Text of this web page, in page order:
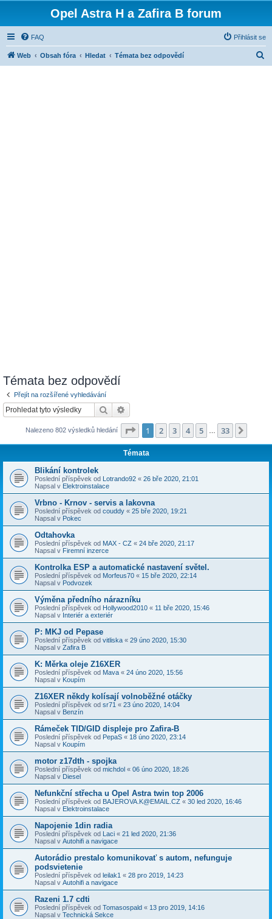
Opel Astra H a Zafira B forum
FAQ Přihlásit se
Web Obsah fóra Hledat Témata bez odpovědí
Témata bez odpovědí
Přejít na rozšířené vyhledávání
Hledat
Nalezeno 802 výsledků hledání Stránka z 33
1 2 3 4 5 33
Témata
Blikání kontrolek
Poslední příspěvek od Lotrando92 « 26 bře 2020, 21:01
Napsal v Elektroinstalace
Vrbno - Krnov - servis a lakovna
Poslední příspěvek od couddy « 25 bře 2020, 19:21
Napsal v Pokec
Odtahovka
Poslední příspěvek od MAX - CZ « 24 bře 2020, 21:17
Napsal v Firemní inzerce
Kontrolka ESP a automatické nastavení světel.
Poslední příspěvek od Morfeus70 « 15 bře 2020, 22:14
Napsal v Podvozek
Výměna předního nárazníku
Poslední příspěvek od Hollywood2010 « 11 bře 2020, 15:46
Napsal v Interiér a exteriér
P: MKJ od Pepase
Poslední příspěvek od vitliska « 29 úno 2020, 15:30
Napsal v Zafira B
K: Měrka oleje Z16XER
Poslední příspěvek od Mava « 24 úno 2020, 15:56
Napsal v Koupím
Z16XER někdy kolísají volnoběžné otáčky
Poslední příspěvek od sr71 « 23 úno 2020, 14:04
Napsal v Benzín
Rámeček TID/GID displeje pro Zafira-B
Poslední příspěvek od PepaS « 18 úno 2020, 23:14
Napsal v Koupím
motor z17dth - spojka
Poslední příspěvek od michdol « 06 úno 2020, 18:26
Napsal v Diesel
Nefunkční střecha u Opel Astra twin top 2006
Poslední příspěvek od BAJEROVA.K@EMAIL.CZ « 30 led 2020, 16:46
Napsal v Elektroinstalace
Napojenie 1din radia
Poslední příspěvek od Laci « 21 led 2020, 21:36
Napsal v Autohifi a navigace
Autorádio prestalo komunikovať s autom, nefunguje
podsvietenie
Poslední příspěvek od leilak1 « 28 pro 2019, 14:23
Napsal v Autohifi a navigace
Razeni 1.7 cdti
Poslední příspěvek od Tomasospald « 13 pro 2019, 14:16
Napsal v Technická Sekce